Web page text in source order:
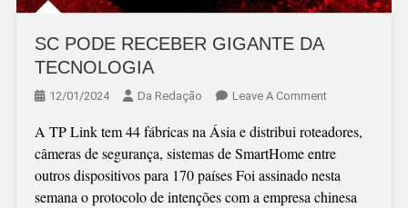
SC PODE RECEBER GIGANTE DA
TECNOLOGIA
12/01/2024 Da Redação Leave A CommentOn
PODE
RECEBER
GIGANTE
DA
A TP Link tem 44 fábricas na Ásia e distribui roteadores,
câmeras de segurança, sistemas de SmartHome entre
outros dispositivos para 170 países Foi assinado nesta
semana o protocolo de intenções com a empresa chinesa